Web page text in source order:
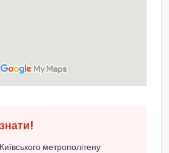
метрополітену